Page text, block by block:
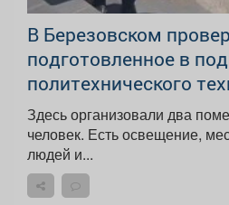
В Березовском
подготовленное в
политехнического
Здесь организовали два
человек. Есть освещение, места для размещения
людей и...